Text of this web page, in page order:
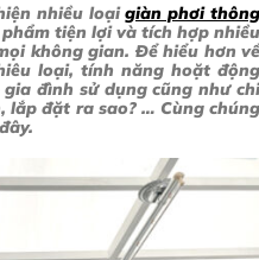
nhiều loạigiàn phơi
tiện lợi và tích hợp nhiều
không gian. Để hiểu hơn về
loại, tính năng hoặt động
đình sử dụng cũng như chi
lắp đặt ra sao? … Cùng chúng